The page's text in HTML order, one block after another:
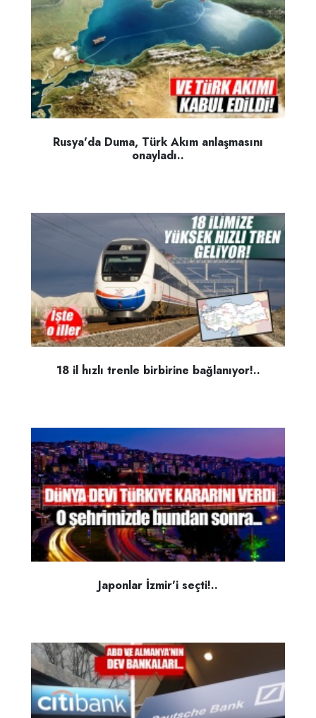
Rusya'da Duma, Türk Akım anlaşmasını
onayladı..
18 il hızlı trenle birbirine bağlanıyor!..
Japonlar İzmir'i seçti!..